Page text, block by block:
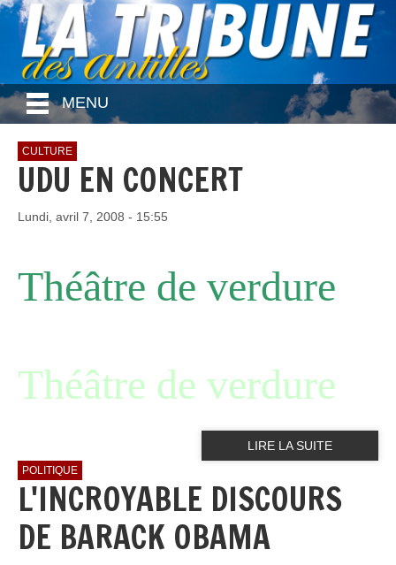
MENU
CULTURE
UDU EN CONCERT
Lundi, avril 7, 2008 - 15:55
Théâtre de verdure
Théâtre de verdure
LIRE LA SUITE
POLITIQUE
L'INCROYABLE DISCOURS
DE BARACK OBAMA